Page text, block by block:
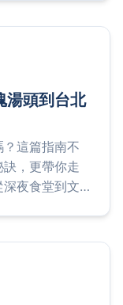
湯頭到台北
這篇指南不
，更帶你走
夜食堂到文